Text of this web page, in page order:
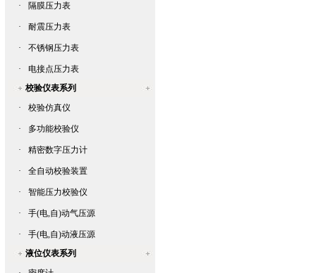
· 隔膜压力表
· 耐震压力表
· 不锈钢压力表
·
电接点压力表
校验仪表系列
·
校验仿真仪
· 多功能校验仪
· 精密数字压力计
· 全自动校验装置
· 智能压力校验仪
· 手(电,自)动气压源
·
手(电,自)动液压源
液位仪表系列